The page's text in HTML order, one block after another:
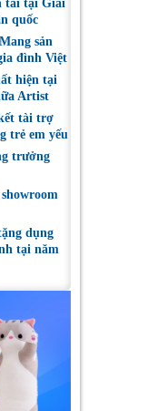
tài tại Giải
quốc
sản
đình Việt
hiện tại
Artist
tài trợ
trẻ em yếu
trưởng
dụng
tại năm